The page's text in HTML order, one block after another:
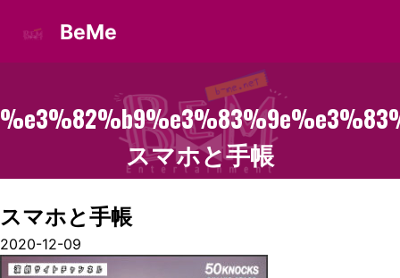
BeMe
スマホと手帳
スマホと手帳
2020-12-09